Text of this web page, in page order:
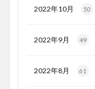
2022年10月 50
2022年9月 49
2022年8月 61